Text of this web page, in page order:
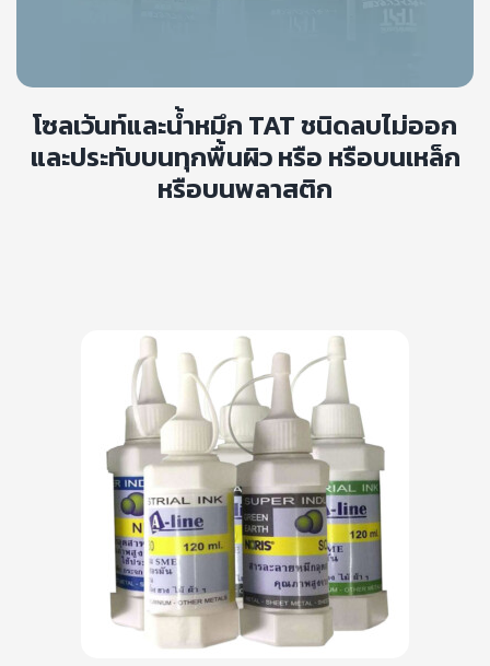
โซลเว้นท์และน้ำหมึก TAT ชนิดลบไม่ออก
และประทับบนทุกพื้นผิว หรือ หรือบนเหล็ก
หรือบนพลาสติก